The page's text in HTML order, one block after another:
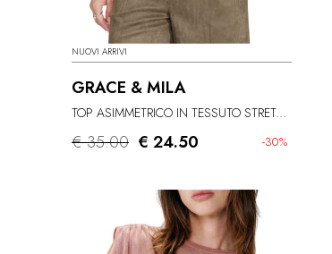
NUOVI ARRIVI
GRACE & MILA
TOP ASIMMETRICO IN TESSUTO STRETCH
€ 35.00 -30%
€ 24.50